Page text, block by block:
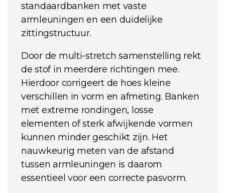
standaardbanken met vaste
armleuningen en een duidelijke
zittingstructuur.
Door de multi-stretch samenstelling rekt
de stof in meerdere richtingen mee.
Hierdoor corrigeert de hoes kleine
verschillen in vorm en afmeting. Banken
met extreme rondingen, losse
elementen of sterk afwijkende vormen
kunnen minder geschikt zijn. Het
nauwkeurig meten van de afstand
tussen armleuningen is daarom
essentieel voor een correcte pasvorm.